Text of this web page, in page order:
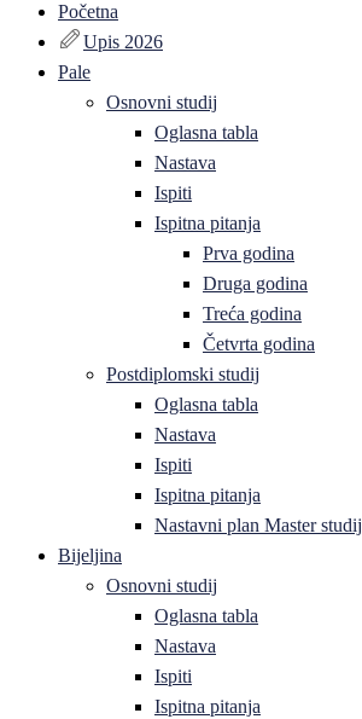
Početna
Upis 2026
Pale
Osnovni studij
Oglasna tabla
Nastava
Ispiti
Ispitna pitanja
Prva godina
Druga godina
Treća godina
Četvrta godina
Postdiplomski studij
Oglasna tabla
Nastava
Ispiti
Ispitna pitanja
Nastavni plan Master studij
Bijeljina
Osnovni studij
Oglasna tabla
Nastava
Ispiti
Ispitna pitanja